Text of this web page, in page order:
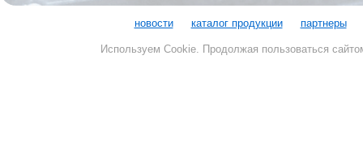
новости каталог продукции партнеры
Используем Cookie. Продолжая пользоваться